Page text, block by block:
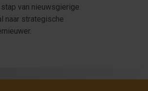
van nieuwsgierige
naar strategische